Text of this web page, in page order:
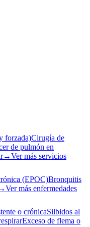
forzada)Cirugía de
de pulmón en
→Ver más servicios
(EPOC)Bronquitis
Ver más enfermedades
o crónicaSilbidos al
Exceso de flema o